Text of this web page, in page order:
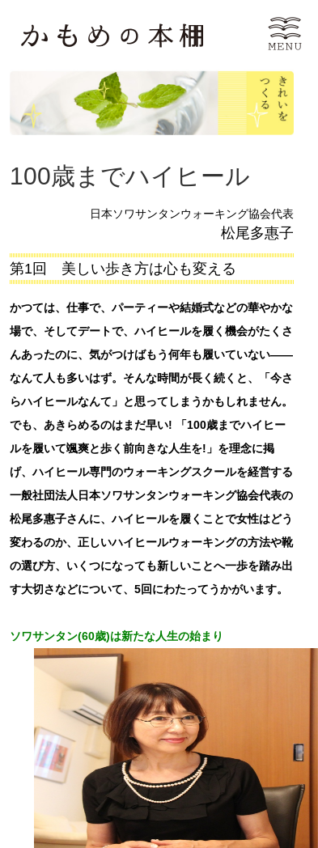
100歳までハイヒール
日本ソワサンタンウォーキング協会代表
松尾多惠子
第1回 美しい歩き方は心も変える
かつては、仕事で、パーティーや結婚式などの華やかな
場で、そしてデートで、ハイヒールを履く機会がたくさ
んあったのに、気がつけばもう何年も履いていない――
なんて人も多いはず。そんな時間が長く続くと、「今さ
らハイヒールなんて」と思ってしまうかもしれません。
でも、あきらめるのはまだ早い! 「100歳までハイヒー
ルを履いて颯爽と歩く前向きな人生を!」を理念に掲
げ、ハイヒール専門のウォーキングスクールを経営する
一般社団法人日本ソワサンタンウォーキング協会代表の
松尾多惠子さんに、ハイヒールを履くことで女性はどう
変わるのか、正しいハイヒールウォーキングの方法や靴
の選び方、いくつになっても新しいことへ一歩を踏み出
す大切さなどについて、5回にわたってうかがいます。
ソワサンタン(60歳)は新たな人生の始まり